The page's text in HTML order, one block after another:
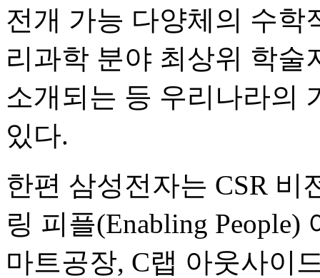
전개 가능 다양체의 수학
리과학 분야 최상위 학
소개되는 등 우리나라의
있다.
한편 삼성전자는 CSR
링 피플(Enabling
마트공장, C랩 아웃사이